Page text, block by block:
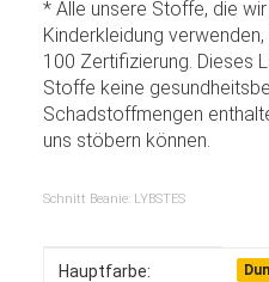
* Alle unsere Stoffe, die
Kinderkleidung
100 Zertifizierung. Dieses
Stoffe keine
Schadstoffmengen
uns stöbern können.
Schnitt Beanie: LYBSTES
Produkteigenschaft
Wert
Hauptfarbe: